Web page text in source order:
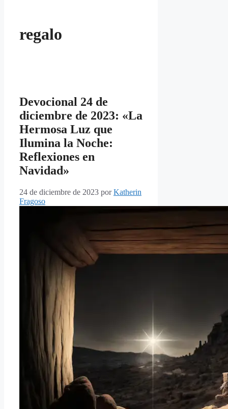
regalo
Devocional 24 de
diciembre de 2023: «La
Hermosa Luz que
Ilumina la Noche:
Reflexiones en
Navidad»
24 de diciembre de 2023 porKatherin
Fragoso